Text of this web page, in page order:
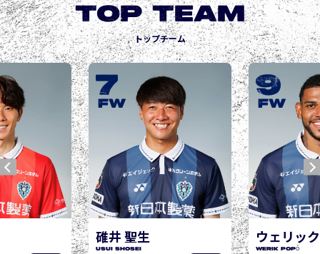
TOP TEAM
トップチーム
ウェリック ポポ
WERIK POPÓ
9
FW
城後 寿
JOGO Hisashi
10
FW